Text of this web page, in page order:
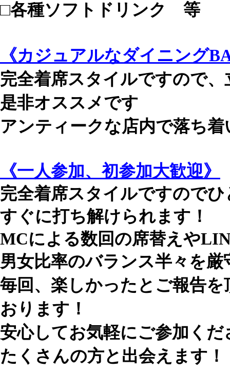
□各種ソフトドリンク 等
《カジュアルなダイニング
完全着席スタイルですので
是非オススメです
アンティークな店内で落ち
《一人参加、初参加大歓迎》
完全着席スタイルですので
すぐに打ち解けられます！
MCによる数回の席替えや
男女比率のバランス半々を
毎回、楽しかったとご報告
おります！
安心してお気軽にご参加くだ
たくさんの方と出会えます！